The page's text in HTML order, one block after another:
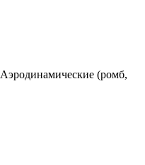
Аэродинамические (ромб,